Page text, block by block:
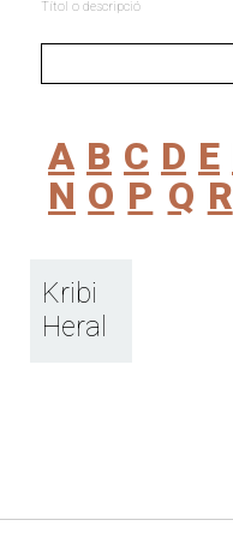
Títol o descripció
A B C D E
N O P Q R
Kribi
Heral